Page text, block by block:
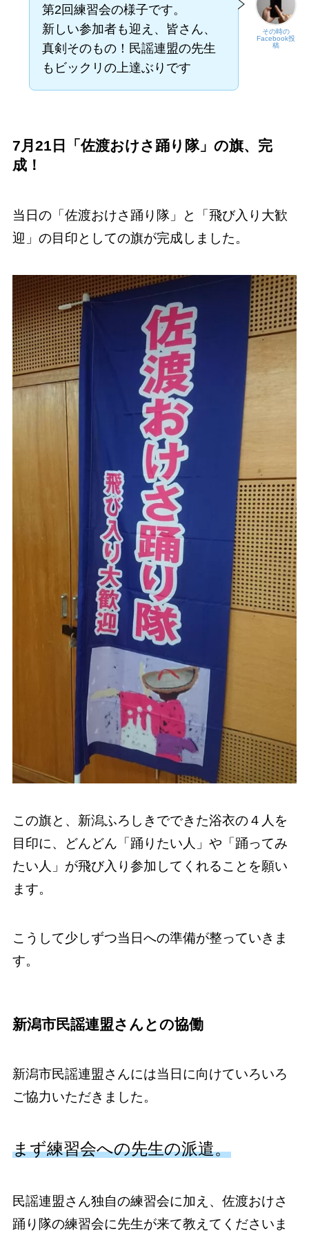
その時の
Facebook投
稿
第2回練習会の様子です。
新しい参加者も迎え、皆さん、
真剣そのもの！民謡連盟の先生
もビックリの上達ぶりです
7月21日「佐渡おけさ踊り隊」の旗、完
成！
当日の「佐渡おけさ踊り隊」と「飛び入り大歓
迎」の目印としての旗が完成しました。
この旗と、新潟ふろしきでできた浴衣の４人を
目印に、どんどん「踊りたい人」や「踊ってみ
たい人」が飛び入り参加してくれることを願い
ます。
こうして少しずつ当日への準備が整っていきま
す。
新潟市民謡連盟さんとの協働
新潟市民謡連盟さんには当日に向けていろいろ
ご協力いただきました。
まず練習会への先生の派遣。
民謡連盟さん独自の練習会に加え、佐渡おけさ
踊り隊の練習会に先生が来て教えてくださいま